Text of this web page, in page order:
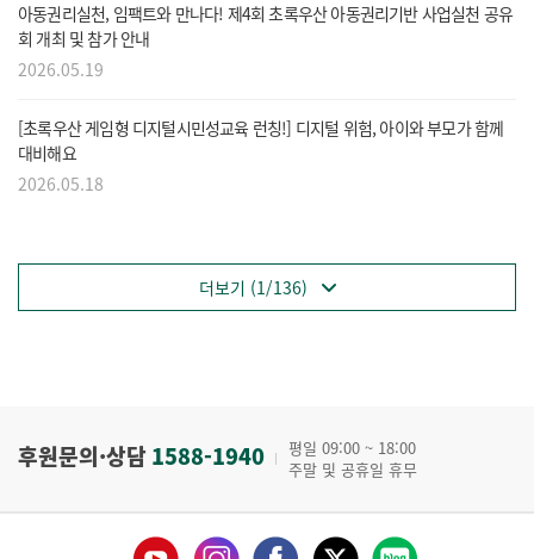
아동권리실천, 임팩트와 만나다! 제4회 초록우산 아동권리기반 사업실천 공유
회 개최 및 참가 안내
2026.05.19
[초록우산 게임형 디지털시민성교육 런칭!] 디지털 위험, 아이와 부모가 함께
대비해요
2026.05.18
더보기 (1/136)
후원문의·상담1588-1940
평일 09:00 ~ 18:00
주말 및 공휴일 휴무